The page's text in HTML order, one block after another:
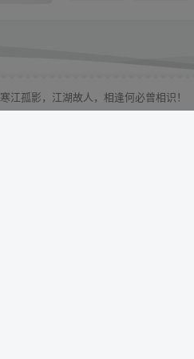
寒江孤影，江湖故人，相逢何必曾相识！